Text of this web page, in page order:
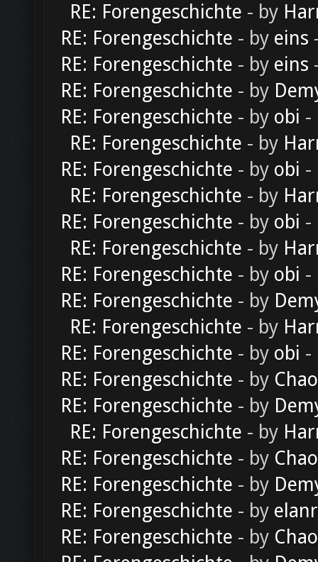
RE: Forengeschichte - by
RE: Forengeschichte - by eins
RE: Forengeschichte - by eins
RE: Forengeschichte - by
RE: Forengeschichte - by obi -
RE: Forengeschichte - by
RE: Forengeschichte - by obi -
RE: Forengeschichte - by
RE: Forengeschichte - by obi -
RE: Forengeschichte - by
RE: Forengeschichte - by obi -
RE: Forengeschichte - by
RE: Forengeschichte - by
RE: Forengeschichte - by obi -
RE: Forengeschichte - by
RE: Forengeschichte - by
RE: Forengeschichte - by
RE: Forengeschichte - by
RE: Forengeschichte - by
RE: Forengeschichte - by
RE: Forengeschichte - by